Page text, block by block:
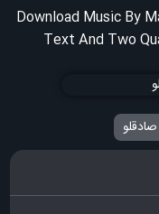
Download Music By
Text And Two